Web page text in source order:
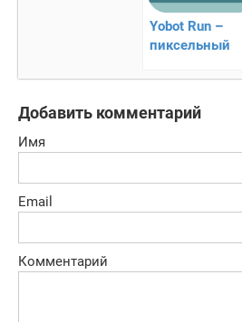
Yobot Run –
пиксельный
Добавить комментарий
Имя
Email
Комментарий